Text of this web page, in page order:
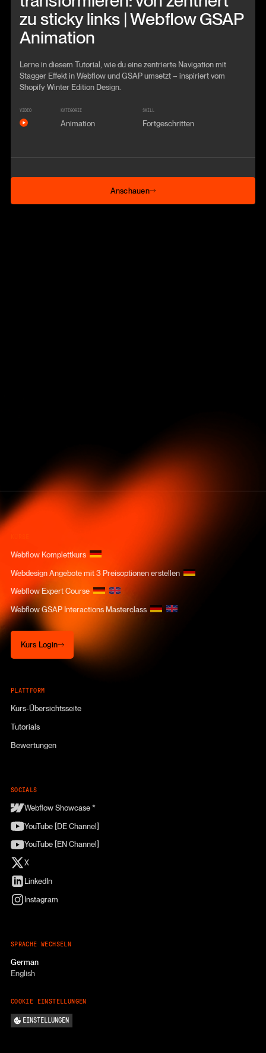
zu sticky links | Webflow GSAP
Animation
Lerne in diesem Tutorial, wie du eine zentrierte Navigation mit
Stagger Effekt in Webflow und GSAP umsetzt – inspiriert vom
Shopify Winter Edition Design.
VIDEO KATEGORIE
Animation
SKILL
Fortgeschritten
Anschauen
Anschauen
Webflow Komplettkurs
Webdesign Angebote mit 3 Preisoptionen erstellen
Webflow Expert Course
Webflow GSAP Interactions Masterclass
Kurs Login
Kurs Login
PLATTFORM
Kurs-Übersichtsseite
Tutorials
Bewertungen
SOCIALS
Webflow Showcase *
YouTube [DE Channel]
YouTube [EN Channel]
X
LinkedIn
Instagram
SPRACHE WECHSELN
German
English
COOKIE EINSTELLUNGEN
EINSTELLUNGEN